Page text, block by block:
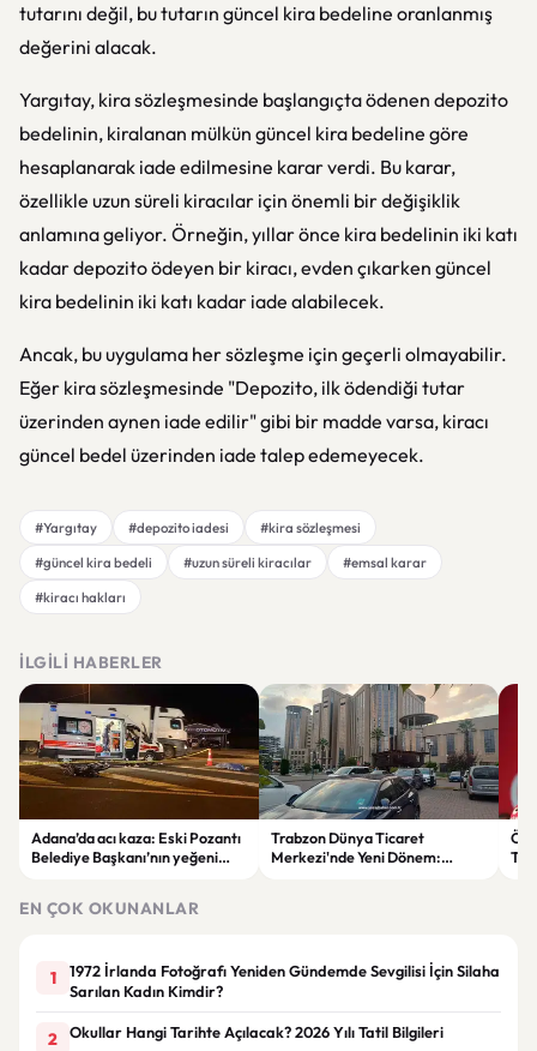
tutarını değil, bu tutarın güncel kira bedeline oranlanmış
değerini alacak.
Yargıtay, kira sözleşmesinde başlangıçta ödenen depozito
bedelinin, kiralanan mülkün güncel kira bedeline göre
hesaplanarak iade edilmesine karar verdi. Bu karar,
özellikle uzun süreli kiracılar için önemli bir değişiklik
anlamına geliyor. Örneğin, yıllar önce kira bedelinin iki katı
kadar depozito ödeyen bir kiracı, evden çıkarken güncel
kira bedelinin iki katı kadar iade alabilecek.
Ancak, bu uygulama her sözleşme için geçerli olmayabilir.
Eğer kira sözleşmesinde "Depozito, ilk ödendiği tutar
üzerinden aynen iade edilir" gibi bir madde varsa, kiracı
güncel bedel üzerinden iade talep edemeyecek.
#Yargıtay #depozito iadesi
#kira sözleşmesi
#güncel kira bedeli
#uzun süreli kiracılar
#emsal karar
#kiracı hakları
İLGILI HABERLER
Adana’da acı kaza: Eski Pozantı
Belediye Başkanı’nın yeğeni
Trabzon Dünya Ticaret
Merkezi'nde Yeni Dönem:
EN ÇOK OKUNANLAR
1
1972 İrlanda Fotoğrafı Yeniden Gündemde Sevgilisi İçin Silaha
Sarılan Kadın Kimdir?
2 Okullar Hangi Tarihte Açılacak? 2026 Yılı Tatil Bilgileri